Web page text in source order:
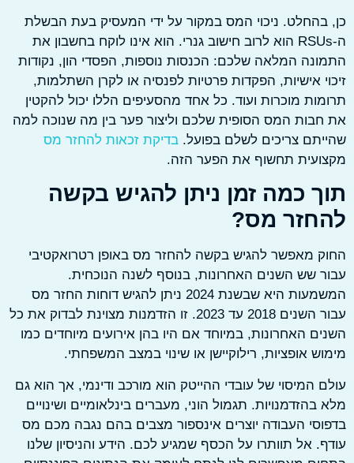
ניכוי המס במקור על ידי המעסיק בעת הבשלת
ה-RSUs הוא לרוב חישוב גנרי. הוא אינו לוקח בחשבון את
המלאה שלכם: הכנסות נוספות, הפסדי הון, נקודות
אישיות, הפקדות פרטיות לפנסיה או לקרן השתלמות,
מוכרות ועוד. כל אחד מהסעיפים הללו יכול להקטין
המס הסופית שלכם וליצור פער בין מה שנוכה למה
צריכים לשלם בפועל.בדיקת זכאות להחזר מס
תחשוף את הפער הזה.
כמה זמן ניתן להגיש בקשה
מס?
מאפשר להגיש בקשה להחזר מס באופן רטרואקטיבי
שש השנים האחרונות, בנוסף לשנה הנוכחית.
המשמעות היא שבשנת 2024 ניתן להגיש דוחות החזר מס
עבור השנים 2018 עד 2023. זו הזדמנות מצוינת לבדוק את כל
האחרונות, במיוחד אם היו בהן אירועים מיוחדים כמו
אופציות, רילוקיישן או שינוי במצב המשפחתי.
המיסוי של עובדי ההייטק הוא מורכב ודינמי, אך הוא גם
תגמול הוני, מעברים בינלאומיים ושינויים
העבודה יוצרים אינספור מצבים בהם נגבה מכם מס
אל תוותרו על הכסף שמגיע לכם. הידע והניסיון שלנו